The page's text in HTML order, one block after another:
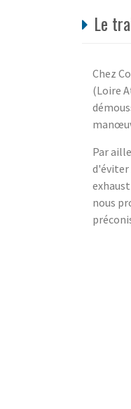
Le
Chez
(Loire
Par
d'éviter
nous